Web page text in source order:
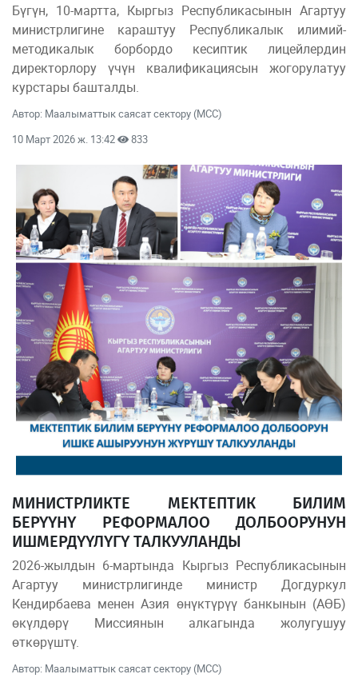
Бүгүн, 10-мартта, Кыргыз Республикасынын Агартуу
министрлигине караштуу Республикалык илимий-
методикалык борбордо кесиптик лицейлердин
директорлору үчүн квалификациясын жогорулатуу
курстары башталды.
Автор: Маалыматтык саясат сектору (МСС)
10 Март 2026 ж. 13:42
833
МИНИСТРЛИКТЕ МЕКТЕПТИК БИЛИМ
БЕРҮҮНҮ РЕФОРМАЛОО ДОЛБООРУНУН
ИШМЕРДҮҮЛҮГҮ ТАЛКУУЛАНДЫ
2026-жылдын 6-мартында Кыргыз Республикасынын
Агартуу министрлигинде министр Догдуркул
Кендирбаева менен Азия өнүктүрүү банкынын (АӨБ)
өкүлдөрү Миссиянын алкагында жолугушуу
өткөрүштү.
Автор: Маалыматтык саясат сектору (МСС)